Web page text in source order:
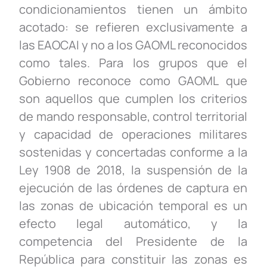
condicionamientos tienen un ámbito
acotado: se refieren exclusivamente a
las EAOCAI y no a los GAOML reconocidos
como tales. Para los grupos que el
Gobierno reconoce como GAOML que
son aquellos que cumplen los criterios
de mando responsable, control territorial
y capacidad de operaciones militares
sostenidas y concertadas conforme a la
Ley 1908 de 2018, la suspensión de la
ejecución de las órdenes de captura en
las zonas de ubicación temporal es un
efecto legal automático, y la
competencia del Presidente de la
República para constituir las zonas es